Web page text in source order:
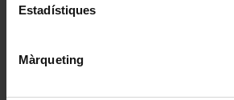
Estadístiques
Màrqueting
Beques de col·laboració